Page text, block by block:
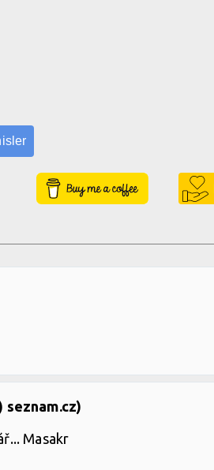
Buy Me a Coffee
seznam.cz)
Masakr